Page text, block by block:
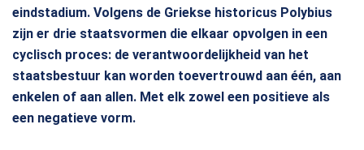
eindstadium. Volgens de Griekse historicus Polybius
zijn er drie staatsvormen die elkaar opvolgen in een
cyclisch proces: de verantwoordelijkheid van het
staatsbestuur kan worden toevertrouwd aan één, aan
enkelen of aan allen. Met elk zowel een positieve als
een negatieve vorm.